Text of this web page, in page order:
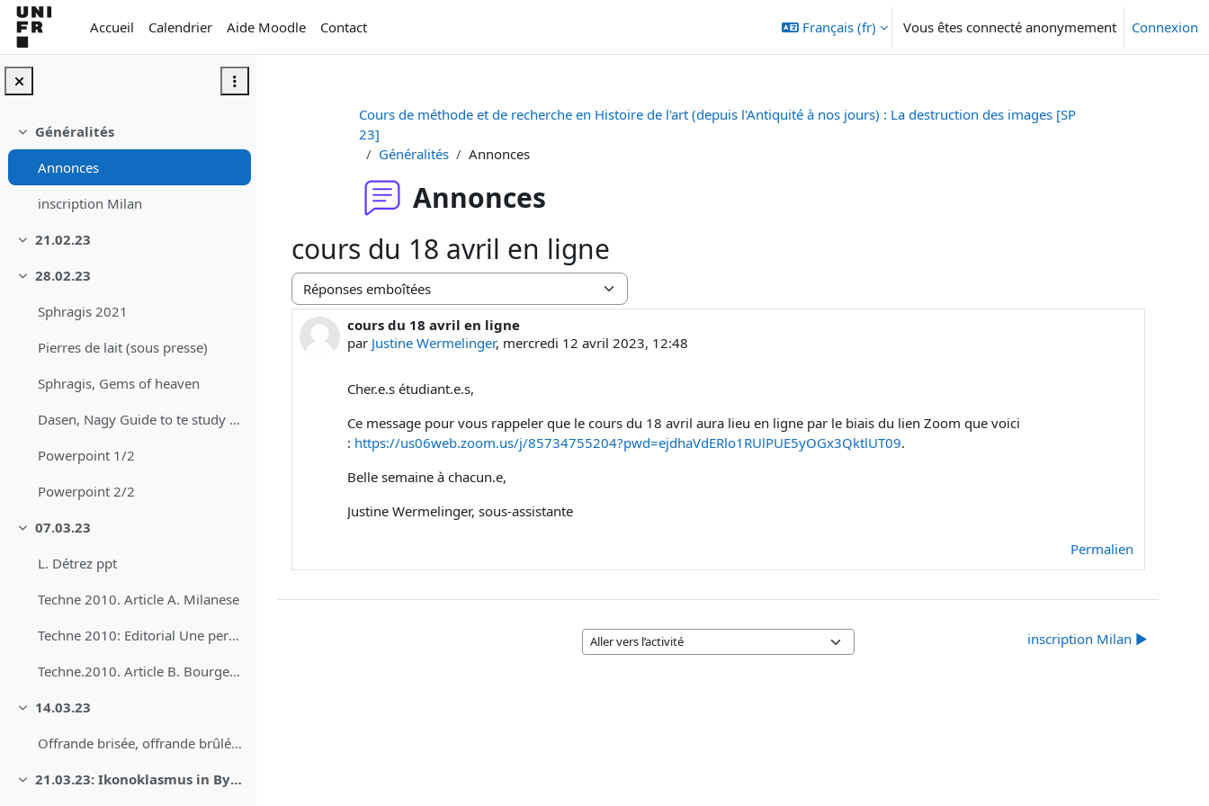
Passer au contenu principal
Accueil
Calendrier Aide Moodle Contact Français ‎(fr)‎ Vous êtes connecté anonymement Connexion
Replier
Généralités
Annonces
inscription Milan
Replier
21.02.23
Replier
28.02.23
Sphragis 2021
Pierres de lait (sous presse)
Sphragis, Gems of heaven
Dasen, Nagy Guide to te study of ancient magic
Powerpoint 1/2
Powerpoint 2/2
Replier
07.03.23
L. Détrez ppt
Techne 2010. Article A. Milanese
Techne 2010: Editorial Une perfection dangereuse. La restauration des vases grecs à Naples
Techne.2010. Article B. Bourgeois
Replier
14.03.23
Offrande brisée, offrande brûlée ppt
Replier 21.03.23: Ikonoklasmus in Byzanz
Cours de méthode et de recherche en Histoire de l'art (depuis l'Antiquité à nos jours) : La destruction des images [SP
23]
Généralités
Annonces
Annonces
cours du 18 avril en ligne
Type d’affichage
cours du 18 avril en ligne
par Justine Wermelinger, mercredi 12 avril 2023, 12:48
Nombre de réponses : 0
Cher.e.s étudiant.e.s,
Ce message pour vous rappeler que le cours du 18 avril aura lieu en ligne par le biais du lien Zoom que voici
: https://us06web.zoom.us/j/85734755204?pwd=ejdhaVdERlo1RUlPUE5yOGx3QktlUT09.
Belle semaine à chacun.e,
Justine Wermelinger, sous-assistante
Permalien
Aller vers l’activité
inscription Milan ▶︎